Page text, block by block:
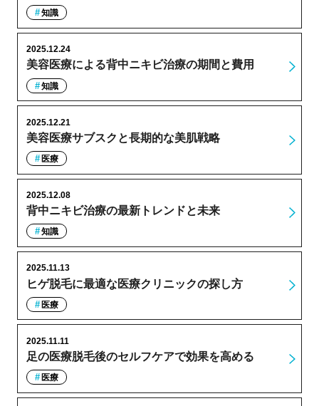
知識
美容医療による背中ニキビ治療の期間と費用
2025.12.24
知識
美容医療サブスクと長期的な美肌戦略
2025.12.21
医療
背中ニキビ治療の最新トレンドと未来
2025.12.08
知識
ヒゲ脱毛に最適な医療クリニックの探し方
2025.11.13
医療
足の医療脱毛後のセルフケアで効果を高める
2025.11.11
医療